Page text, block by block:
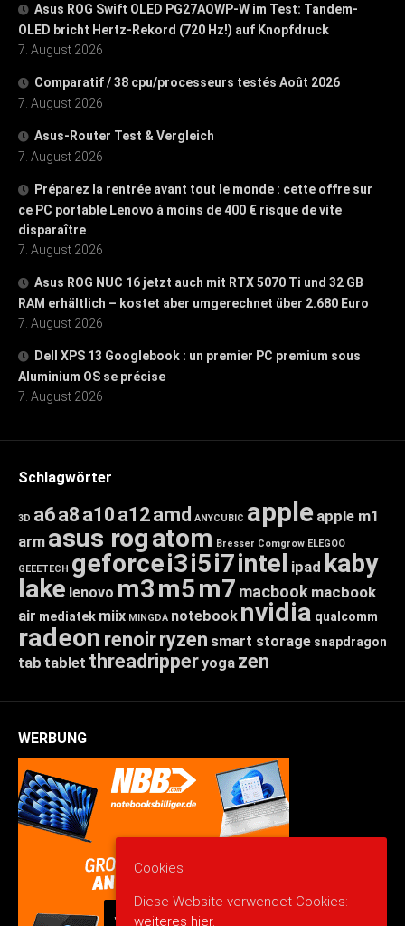
Asus ROG Swift OLED PG27AQWP-W im Test: Tandem-
OLED bricht Hertz-Rekord (720 Hz!) auf Knopfdruck
7. August 2026
Comparatif / 38 cpu/processeurs testés Août 2026
7. August 2026
Asus-Router Test & Vergleich
7. August 2026
Préparez la rentrée avant tout le monde : cette offre sur
ce PC portable Lenovo à moins de 400 € risque de vite
disparaître
7. August 2026
Asus ROG NUC 16 jetzt auch mit RTX 5070 Ti und 32 GB
RAM erhältlich – kostet aber umgerechnet über 2.680 Euro
7. August 2026
Dell XPS 13 Googlebook : un premier PC premium sous
Aluminium OS se précise
7. August 2026
Schlagwörter
3D a6a8 a10 a12amd ANYCUBIC apple apple m1
arm asus rogatom Bresser Comgrow ELEGOO
GEEETECH geforcei3i5i7intel ipad kaby
lake lenovo m3m5m7 macbook macbook
air mediatek miix MINGDA notebook nvidia qualcomm
radeon renoirryzen smart storage snapdragon
tab tablet threadripperyoga zen
WERBUNG
Cookies
Diese Website verwendet Cookies:
weiteres hier.